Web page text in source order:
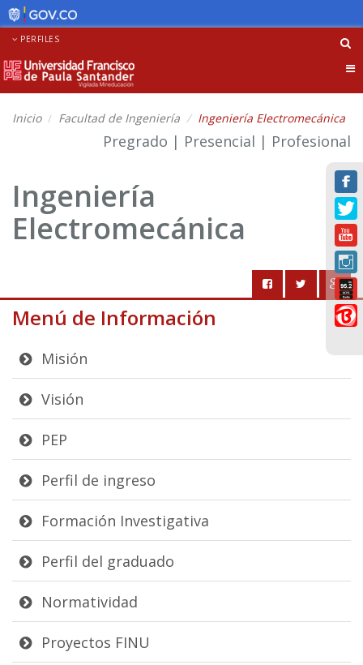
PERFILES
Inicio Facultad de Ingeniería Ingeniería Electromecánica
Pregrado | Presencial | Profesional
Ingeniería
Electromecánica
Menú de Información
Misión
Visión
PEP
Perfil de ingreso
Formación Investigativa
Perfil del graduado
Normatividad
Proyectos FINU